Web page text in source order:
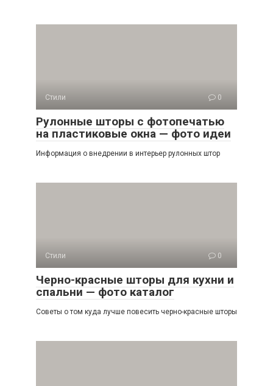
Стили 0
Рулонные шторы с фотопечатью
на пластиковые окна — фото идеи
Информация о внедрении в интерьер рулонных штор
Стили 0
Черно-красные шторы для кухни и
спальни — фото каталог
Советы о том куда лучше повесить черно-красные шторы